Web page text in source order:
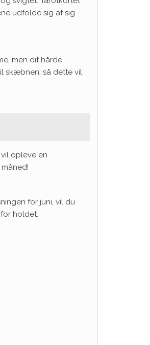
udfolde sig af sig
men dit hårde
skæbnen, så dette vil
opleve en
for juni, vil du
holdet.